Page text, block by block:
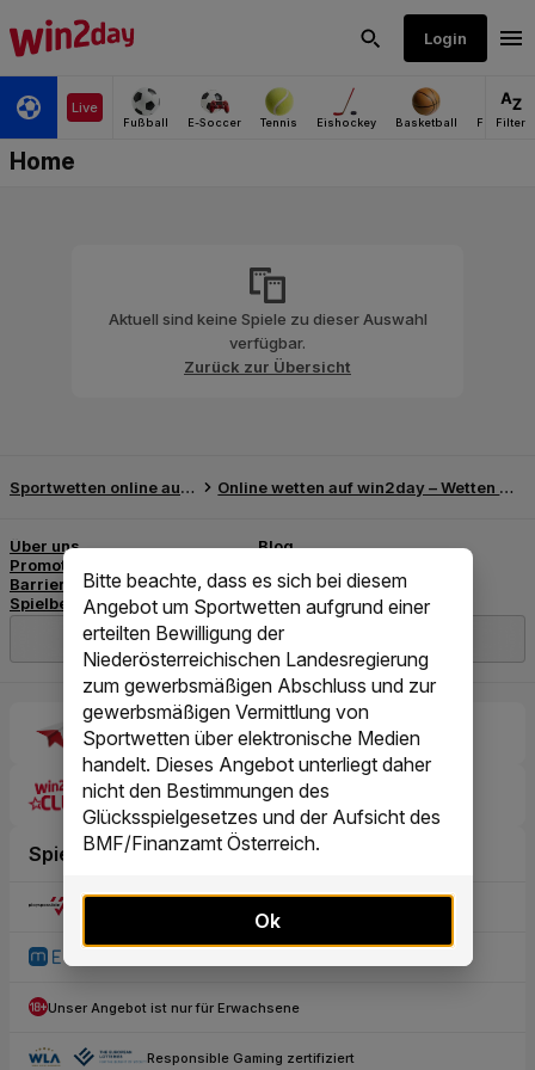
Bitte beachte, dass es sich bei diesem
Angebot um Sportwetten aufgrund einer
erteilten Bewilligung der
Niederösterreichischen Landesregierung
zum gewerbsmäßigen Abschluss und zur
gewerbsmäßigen Vermittlung von
Sportwetten über elektronische Medien
handelt. Dieses Angebot unterliegt daher
nicht den Bestimmungen des
Glücksspielgesetzes und der Aufsicht des
BMF/Finanzamt Österreich.
Ok
Aktuell sind keine Spiele zu dieser Auswahl
verfügbar.
Zurück zur Übersicht